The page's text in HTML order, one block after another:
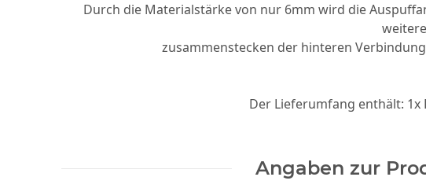
Durch die Materialstärke von nur 6mm wird die
zusammenstecken der hinteren
Der Lieferumfang enthält: 1x
Angaben zur
Fiesta ST 180 UGS für